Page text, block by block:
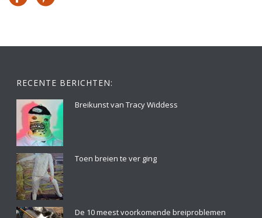
RECENTE BERICHTEN:
Breikunst van Tracy Widdess
Toen breien te ver ging
De 10 meest voorkomende breiproblemen